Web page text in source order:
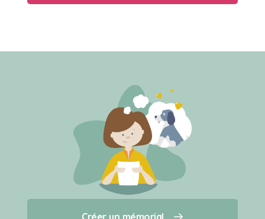
Créer un mémorial
Créer un mémorial